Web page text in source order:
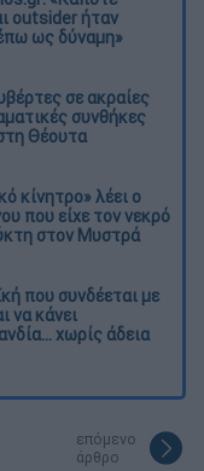
outsider ήταν
ως δύναμη»
σε ακραίες
συνθήκες
Θέουτα
κίνητρο» λέει ο
που είχε τον νεκρό
στον Μυστρά
που συνδέεται με
να κάνει
χωρίς άδεια
επόμενο
άρθρο